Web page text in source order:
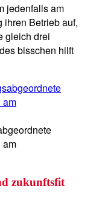
jedenfalls am
ihren Betrieb auf,
gleich drei
bisschen hilft
am
zukunftsfit